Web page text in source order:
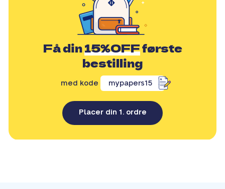
Få din15%OFFførste
bestilling
med kode mypapers15
Placer din 1. ordre